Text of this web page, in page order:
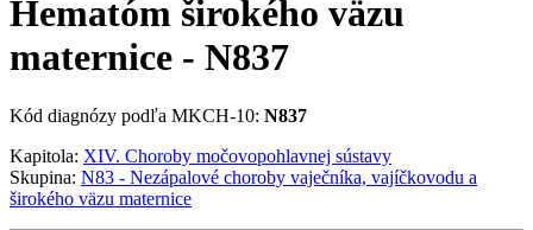
Hematóm širokého väzu
maternice - N837
Kód diagnózy podľa MKCH-10: N837
Kapitola: XIV. Choroby močovopohlavnej sústavy
Skupina: N83 - Nezápalové choroby vaječníka, vajíčkovodu a
širokého väzu maternice